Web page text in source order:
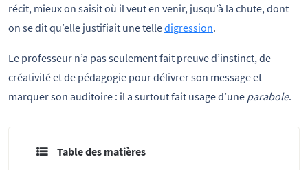
récit, mieux on saisit où il veut en venir, jusqu’à la chute, dont
on se dit qu’elle justifiait une telledigression.
Le professeur n’a pas seulement fait preuve d’instinct, de
créativité et de pédagogie pour délivrer son message et
marquer son auditoire : il a surtout fait usage d’une parabole.
Table des matières